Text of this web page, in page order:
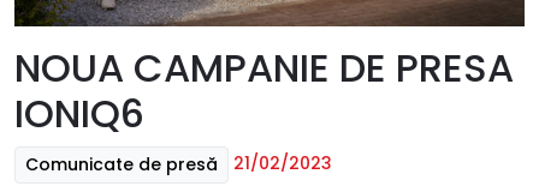
NOUA CAMPANIE DE PRESA
IONIQ6
Comunicate de presă 21/02/2023